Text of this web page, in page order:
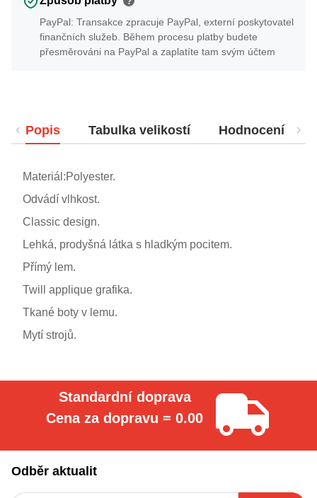
PayPal: Transakce zpracuje PayPal, externí poskytovatel
finančních služeb. Během procesu platby budete
přesměrováni na PayPal a zaplatíte tam svým účtem
Popis Tabulka velikostí Hodnocení
Materiál:Polyester.
Odvádí vlhkost.
Classic design.
Lehká, prodyšná látka s hladkým pocitem.
Přímý lem.
Twill applique grafika.
Tkané boty v lemu.
Mytí strojů.
Standardní doprava
Cena za dopravu = 0.00
Odběr aktualit